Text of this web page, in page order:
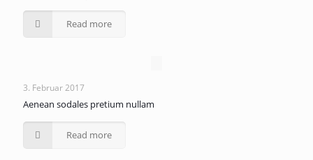
Read more
3. Februar 2017
Aenean sodales pretium nullam
Read more